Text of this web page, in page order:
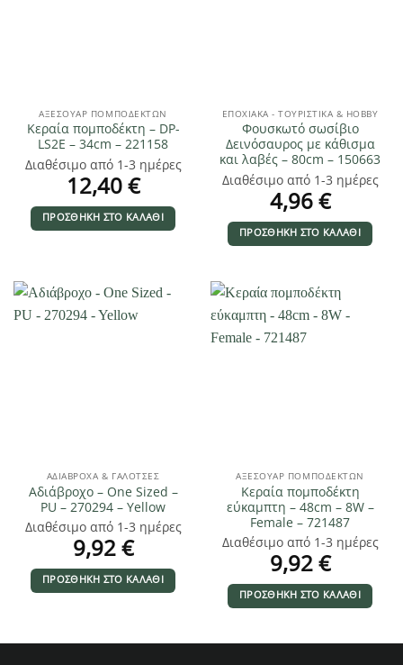
ΑΞΕΣΟΥΆΡ ΠΟΜΠΟΔΕΚΤΏΝ
Κεραία πομποδέκτη – DP-
LS2E – 34cm – 221158
Διαθέσιμο από 1-3 ημέρες
12,40€
ΠΡΟΣΘΉΚΗ ΣΤΟ ΚΑΛΆΘΙ
ΕΠΟΧΙΑΚΑ - ΤΟΥΡΙΣΤΙΚΑ & HOBBY
Φουσκωτό σωσίβιο
Δεινόσαυρος με κάθισμα
και λαβές – 80cm – 150663
Διαθέσιμο από 1-3 ημέρες
4,96€
ΠΡΟΣΘΉΚΗ ΣΤΟ ΚΑΛΆΘΙ
ΑΔΙΆΒΡΟΧΑ & ΓΑΛΌΤΣΕΣ
Αδιάβροχο – One Sized –
PU – 270294 – Yellow
Διαθέσιμο από 1-3 ημέρες
9,92€
ΠΡΟΣΘΉΚΗ ΣΤΟ ΚΑΛΆΘΙ
ΑΞΕΣΟΥΆΡ ΠΟΜΠΟΔΕΚΤΏΝ
Κεραία πομποδέκτη
εύκαμπτη – 48cm – 8W –
Female – 721487
Διαθέσιμο από 1-3 ημέρες
9,92€
ΠΡΟΣΘΉΚΗ ΣΤΟ ΚΑΛΆΘΙ